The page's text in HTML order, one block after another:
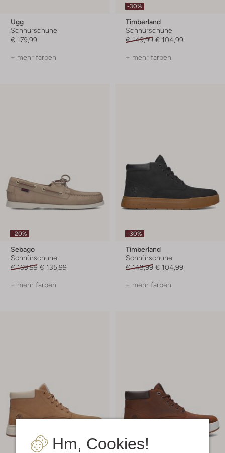
Hm, Cookies!
Ugg
Schnürschuhe
€ 179,99
+ mehr farben
-30%
Timberland
Schnürschuhe
€ 149,99 € 104,99
+ mehr farben
-20%
Sebago
Schnürschuhe
€ 169,99 € 135,99
+ mehr farben
-30%
Timberland
Schnürschuhe
€ 149,99 € 104,99
+ mehr farben